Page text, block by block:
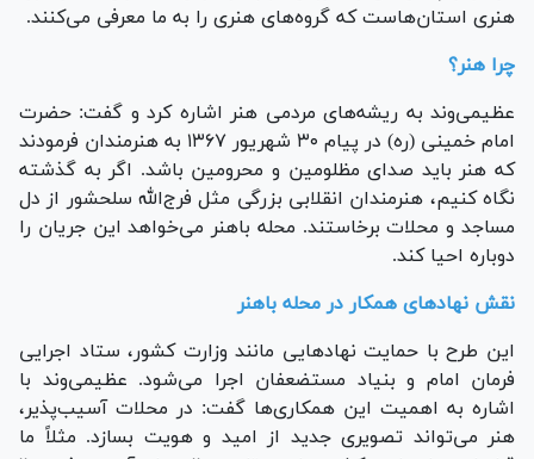
هنری استان‌هاست که گروه‌های هنری را به ما معرفی می‌کنند.
چرا هنر؟
عظیمی‌وند به ریشه‌های مردمی هنر اشاره کرد و گفت: حضرت
امام خمینی (ره) در پیام ۳۰ شهریور ۱۳۶۷ به هنرمندان فرمودند
که هنر باید صدای مظلومین و محرومین باشد. اگر به گذشته
نگاه کنیم، هنرمندان انقلابی بزرگی مثل فرج‌الله سلحشور از دل
مساجد و محلات برخاستند. محله باهنر می‌خواهد این جریان را
دوباره احیا کند.
نقش نهاد‌های همکار در محله باهنر
این طرح با حمایت نهاد‌هایی مانند وزارت کشور، ستاد اجرایی
فرمان امام و بنیاد مستضعفان اجرا می‌شود. عظیمی‌وند با
اشاره به اهمیت این همکاری‌ها گفت: در محلات آسیب‌پذیر،
هنر می‌تواند تصویری جدید از امید و هویت بسازد. مثلاً ما